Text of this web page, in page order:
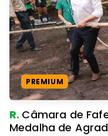
PREMIUM
R. Câmara de Fafe
Medalha de